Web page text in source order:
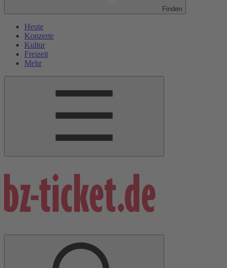
Finden
Heute
Konzerte
Kultur
Freizeit
Mehr